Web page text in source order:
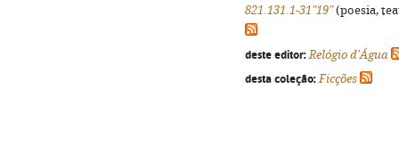
821.131.1-31"19"(poesia,
deste editor: Relógio d'Água
desta coleção: Ficções